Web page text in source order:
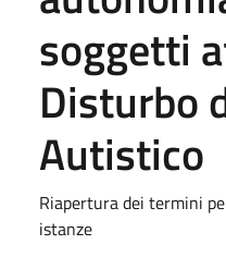
soggetti
Disturbo
Autistico
Riapertura dei termini
istanze